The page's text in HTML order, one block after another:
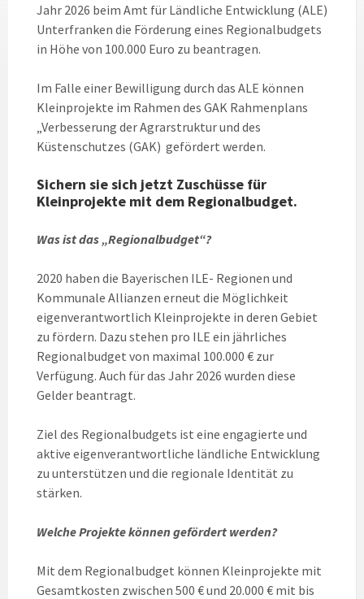
Jahr 2026 beim Amt für Ländliche Entwicklung (ALE)
Unterfranken die Förderung eines Regionalbudgets
in Höhe von 100.000 Euro zu beantragen.
Im Falle einer Bewilligung durch das ALE können
Kleinprojekte im Rahmen des GAK Rahmenplans
„Verbesserung der Agrarstruktur und des
Küstenschutzes (GAK) gefördert werden.
Sichern sie sich jetzt Zuschüsse für
Kleinprojekte mit dem Regionalbudget.
Was ist das „Regionalbudget“?
2020 haben die Bayerischen ILE- Regionen und
Kommunale Allianzen erneut die Möglichkeit
eigenverantwortlich Kleinprojekte in deren Gebiet
zu fördern. Dazu stehen pro ILE ein jährliches
Regionalbudget von maximal 100.000 € zur
Verfügung. Auch für das Jahr 2026 wurden diese
Gelder beantragt.
Ziel des Regionalbudgets ist eine engagierte und
aktive eigenverantwortliche ländliche Entwicklung
zu unterstützen und die regionale Identität zu
stärken.
Welche Projekte können gefördert werden?
Mit dem Regionalbudget können Kleinprojekte mit
Gesamtkosten zwischen 500 € und 20.000 € mit bis